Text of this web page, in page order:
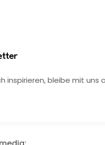
inspirieren, bleibe mit